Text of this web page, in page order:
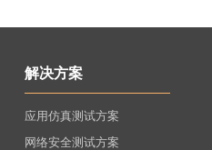
应用仿真测试方案
网络安全测试方案
解决方案